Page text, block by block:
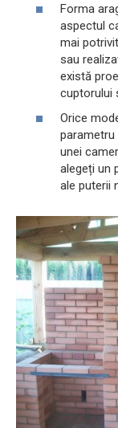
Forma
aspectul
mai
sau
există
cuptorului
Orice
parametru
unei
alegeți un
ale puterii